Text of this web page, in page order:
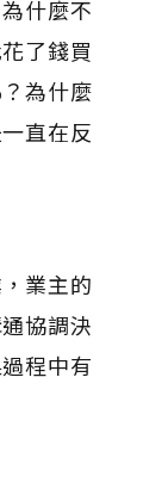
什麼不
了錢買
為什麼
直在反
業主的
協調決
程中有